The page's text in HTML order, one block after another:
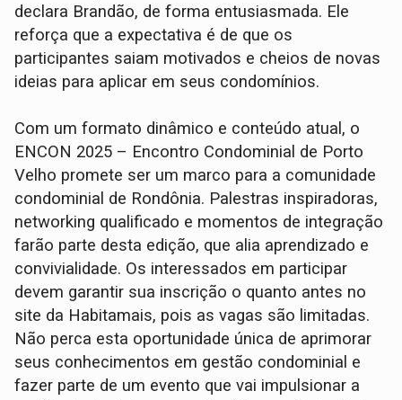
declara Brandão, de forma entusiasmada. Ele
reforça que a expectativa é de que os
participantes saiam motivados e cheios de novas
ideias para aplicar em seus condomínios.
Com um formato dinâmico e conteúdo atual, o
ENCON 2025 – Encontro Condominial de Porto
Velho promete ser um marco para a comunidade
condominial de Rondônia. Palestras inspiradoras,
networking qualificado e momentos de integração
farão parte desta edição, que alia aprendizado e
convivialidade. Os interessados em participar
devem garantir sua inscrição o quanto antes no
site da Habitamais, pois as vagas são limitadas.
Não perca esta oportunidade única de aprimorar
seus conhecimentos em gestão condominial e
fazer parte de um evento que vai impulsionar a